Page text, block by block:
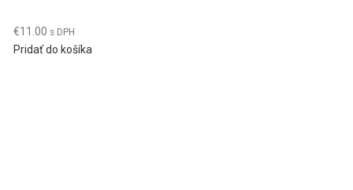
€11.00 s DPH
Pridať do košíka